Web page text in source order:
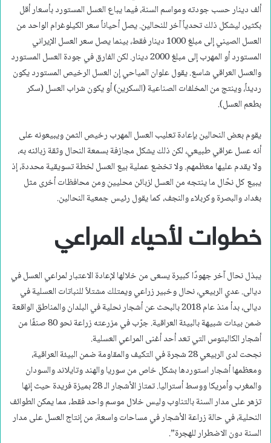
ألف دينار حسب جودته ومواسم السنة، فيما يباع العسل المستورد بأسعار أقل
بكثير، ليشكل ذلك تحدياً آخر للنحالين. يصل أحياناً سعر الكيلوغرام الواحد من
العسل الصيني إلى مبلغ 1000 دينار فقط، بينما يصل سعر العسل الإيراني
المستورد أو المهرب إلى مبلغ 2000 دينار. لكن الفارق في جودة العسل المستورد
والعسل العراقي شاسع. يقول علوان المياحي إن العسل الرخيص المستورد يكون
رديئاً، وينتج من المخلفات الصناعية (السكرين) أو يكون شراب العسل (سكر
بطعم العسل).
يقوم بعض النحالين بإعادة تعليب العسل المهرب رخيص الثمن ويبيعونه على
أنه عسل عراقي طبيعي، لكن ذلك يشكل مجازفة بسمعة النحال وثقة زبائنه به،
ولا يقدم عليها معظمهم. ولا تخضع عملية بيع العسل لخطة تسويقية محددة، إذ
يبيع كل نحّال ما ينتجه من العسل لزبائن محليين ومن محافظات أخرى مثل
بغداد والبصرة وكربلاء والنجف، كما يقول رئيس جمعية النحالين.
خطوات لأحياء المراعي
يبذل نحال آخر جهودًا كبيرة يسعى من خلالها لإعادة الاعتبار لمراعي العسل في
ديالى. عدي الربيعي، نحال وخبير زراعي ويمتلك مشتلاً للنباتات العسلية في
ديالى، بدأ منذ عام 2018 بالبحث عن أشجار نحلية في البلدان والمناطق الواقعة
ضمن بيئات شبيهة بالبيئة العراقية. جرّب في مزرعته زراعة نحو 80 صنفًا من
أشجار الكالبتوس التي تعد أحد أغنى المراعي العسلية.
نجحت لدى الربيعي 28 شجرة في التكيف والمقاومة ضمن البيئة العراقية،
ومعظمها أشجار استوردها بشكل خاص من سوريا والهند وتايلاند والسودان
والمغرب وأمريكا ووسط أستراليا. تمتاز الأشجار الـ 28 بميزة فريدة حيث إنها
تزهر على مدار السنة بالتناوب وليس خلال موسم واحد فقط، مما يمكن الطوائف
النحلية، في حالة زراعة الأشجار في مساحات واسعة، من إنتاج العسل على مدار
السنة دون الاضطرار للهجرة”.